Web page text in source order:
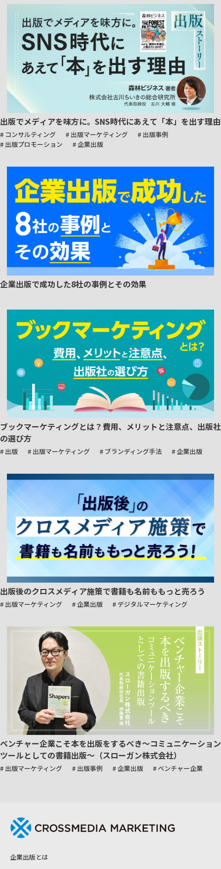
出版でメディアを味方に。SNS時代にあえて「本」を出す理由
# コンサルティング # 出版マーケティング
# 出版事例
# 出版プロモーション
# 企業出版
企業出版で成功した8社の事例とその効果
ブックマーケティングとは？費用、メリットと注意点、出版社
の選び方
# 出版 # 出版マーケティング # ブランディング手法 # 企業出版
出版後のクロスメディア施策で書籍も名前ももっと売ろう
# 出版マーケティング # 企業出版 # デジタルマーケティング
ベンチャー企業こそ本を出版をするべき～コミュニケーション
ツールとしての書籍出版～（スローガン株式会社）
# 出版マーケティング # 出版事例 # 企業出版 # ベンチャー企業
企業出版とは